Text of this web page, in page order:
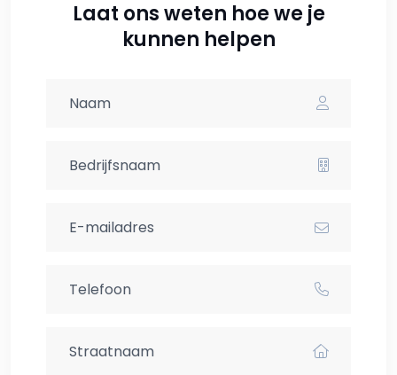
Laat ons weten hoe we je
kunnen helpen